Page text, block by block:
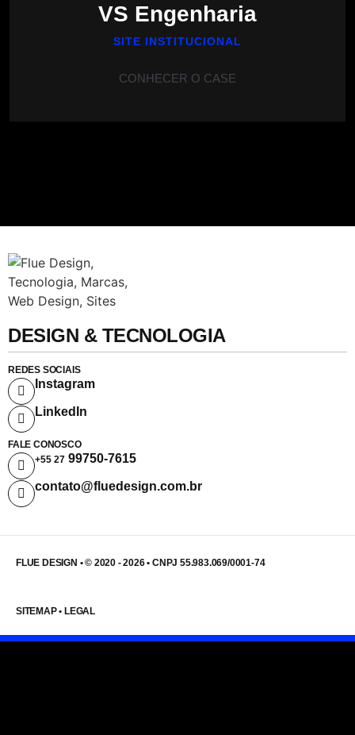
VS Engenharia
SITE INSTITUCIONAL
CONHECER O CASE
DESIGN & TECNOLOGIA
REDES SOCIAIS
Instagram
LinkedIn
FALE CONOSCO
+55 27 99750-7615
contato@fluedesign.com.br
FLUE DESIGN • © 2020 - 2026 • CNPJ 55.983.069/0001-74
SITEMAP•LEGAL